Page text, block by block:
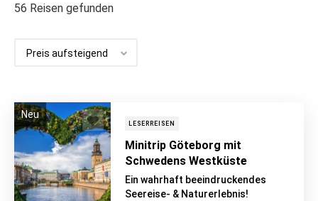
56 Reisen gefunden
Neu
LESERREISEN
Minitrip Göteborg mit
Schwedens Westküste
Ein wahrhaft beeindruckendes
Seereise- & Naturerlebnis!